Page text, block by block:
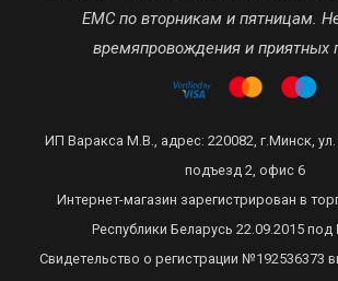
ЕМС по вторникам и пятницам.
времяпровождения и приятных
ИП Варакса М.В., адрес: 220082, г.Минск,
подъезд 2, офис 6
Интернет-магазин зарегистрирован в
Республики Беларусь 22.09.2015
Свидетельство о регистрации №192536373